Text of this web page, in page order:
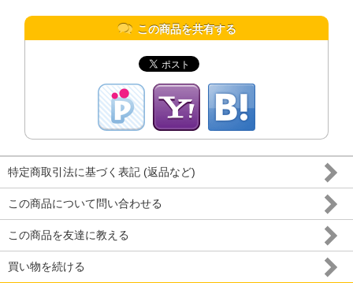
この商品を共有する
特定商取引法に基づく表記 (返品など)
この商品について問い合わせる
この商品を友達に教える
買い物を続ける